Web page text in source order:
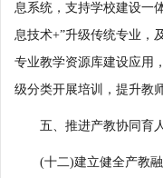
息系统，支持学校建设一
息技术+”升级传统专业，
专业教学资源库建设应用
级分类开展培训，提升教
五、推进产教协同育
(十二)建立健全产教融